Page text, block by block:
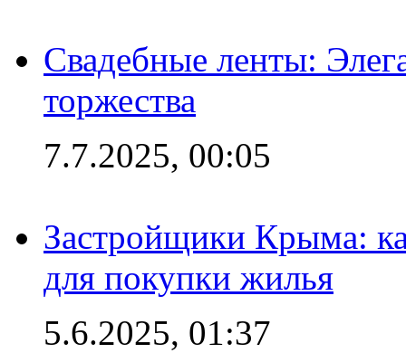
Свадебные ленты:
торжества
7.7.2025, 00:05
Застройщики Крыма:
для покупки жилья
5.6.2025, 01:37